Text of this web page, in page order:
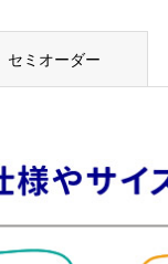
セミオーダー